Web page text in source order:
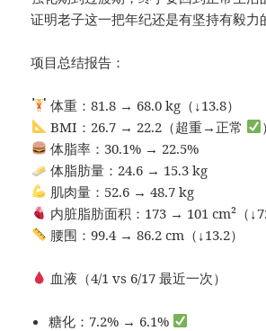
证明老子这一把年纪还是有坚持有毅力
项目总结报告：
体重：81.8 → 68.0 kg（↓13.8）
BMI：26.7 → 22.2（超重→正常
）
体脂率：30.1% → 22.5%
体脂肪量：24.6 → 15.3 kg
肌肉量：52.6 → 48.7 kg
内脏脂肪面积：173 → 101 cm²（
腰围：99.4 → 86.2 cm（↓13.2）
血液（4/1 vs 6/17 最近一次）
糖化：7.2% → 6.1%